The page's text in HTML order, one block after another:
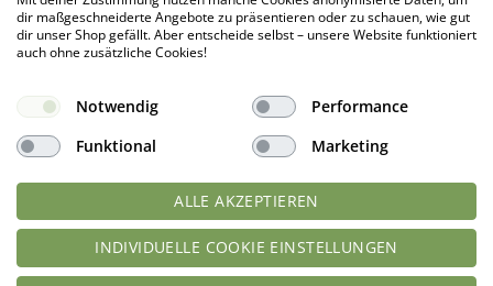
dir maßgeschneiderte Angebote zu präsentieren oder zu schauen, wie gut
dir unser Shop gefällt. Aber entscheide selbst – unsere Website funktioniert
auch ohne zusätzliche Cookies!
Notwendig
Performance
Funktional
Marketing
ALLE AKZEPTIEREN
INDIVIDUELLE COOKIE EINSTELLUNGEN